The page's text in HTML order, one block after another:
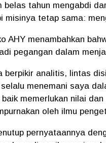
belas tahun mengabdi
misinya tetap sama:
AHY menambahkan
pegangan dalam
berpikir analitis, lintas
menemani saya
memerlukan nilai
oleh ilmu
pernyataannya